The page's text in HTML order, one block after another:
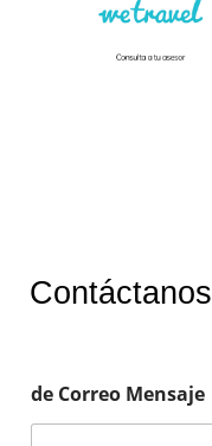
Contáctanos
de Correo Mensaje